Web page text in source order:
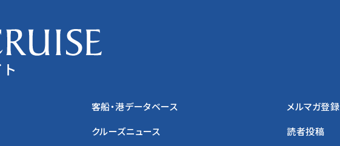
客船・港データベース
クルーズニュース
メルマガ登録
読者投稿